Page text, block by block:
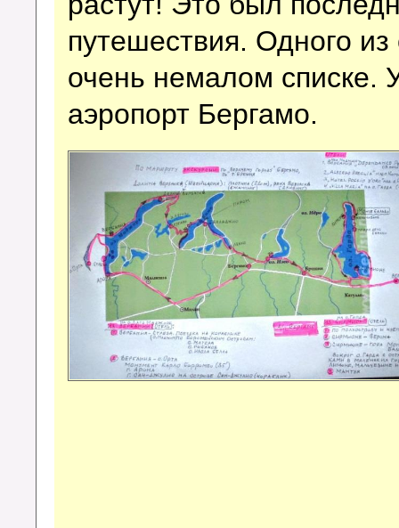
путешествия. Одного
очень немалом списке.
аэропорт Бергамо.